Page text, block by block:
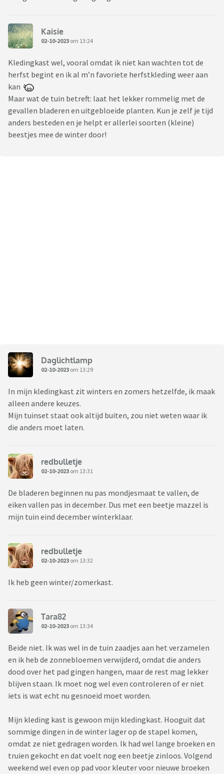
Kaisie
02-10-2023 om 13:24
Kledingkast wel, vooral omdat ik niet kan wachten tot de
herfst begint en ik al m’n favoriete herfstkleding weer aan
kan
Maar wat de tuin betreft: laat het lekker rommelig met de
gevallen bladeren en uitgebloeide planten. Kun je zelf je tijd
anders besteden en je helpt er allerlei soorten (kleine)
beestjes mee de winter door!
Daglichtlamp
02-10-2023 om 13:29
In mijn kledingkast zit winters en zomers hetzelfde, ik maak
alleen andere keuzes.
Mijn tuinset staat ook altijd buiten, zou niet weten waar ik
die anders moet laten.
redbulletje
02-10-2023 om 13:31
De bladeren beginnen nu pas mondjesmaat te vallen, de
eiken vallen pas in december. Dus met een beetje mazzel is
mijn tuin eind december winterklaar.
redbulletje
02-10-2023 om 13:32
Ik heb geen winter/zomerkast.
Tara82
02-10-2023 om 13:34
Beide niet. Ik was wel in de tuin zaadjes aan het verzamelen
en ik heb de zonnebloemen verwijderd, omdat die anders
dood over het pad gingen hangen, maar de rest mag lekker
blijven staan. Ik moet nog wel even controleren of er niet
iets is wat echt nu gesnoeid moet worden.
Mijn kleding kast is gewoon mijn kledingkast. Hooguit dat
sommige dingen in de winter lager op de stapel komen,
omdat ze niet gedragen worden. Ik had wel lange broeken en
truien gekocht en dat voelt nog een beetje zinloos. Volgend
weekend wel even op pad voor kleuter voor nieuwe broeken